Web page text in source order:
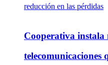
Cooperativa instala